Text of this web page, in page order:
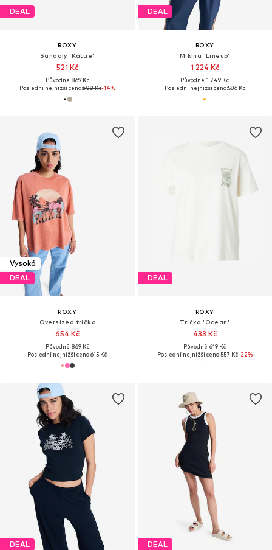
DEAL
ROXY
Sandály 'Kattie'
521 Kč
Původně: 869 Kč
Poslední nejnižší cena:608 Kč-14%
DEAL
ROXY
Mikina 'Lineup'
1 224 Kč
Původně: 1 749 Kč
Poslední nejnižší cena:586 Kč
Vysoká
DEAL
ROXY
Oversized tričko
654 Kč
Původně: 869 Kč
Poslední nejnižší cena:615 Kč
DEAL
ROXY
Tričko 'Ocean'
433 Kč
Původně: 619 Kč
Poslední nejnižší cena:557 Kč-22%
DEAL DEAL